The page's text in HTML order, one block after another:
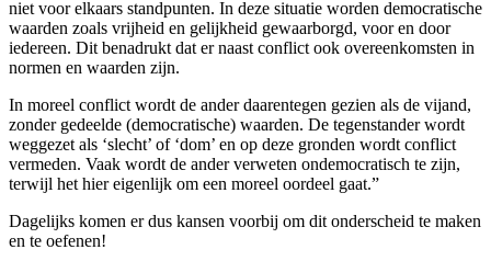
niet voor elkaars standpunten. In deze situatie worden democratische
waarden zoals vrijheid en gelijkheid gewaarborgd, voor en door
iedereen. Dit benadrukt dat er naast conflict ook overeenkomsten in
normen en waarden zijn.
In moreel conflict wordt de ander daarentegen gezien als de vijand,
zonder gedeelde (democratische) waarden. De tegenstander wordt
weggezet als ‘slecht’ of ‘dom’ en op deze gronden wordt conflict
vermeden. Vaak wordt de ander verweten ondemocratisch te zijn,
terwijl het hier eigenlijk om een moreel oordeel gaat.”
Dagelijks komen er dus kansen voorbij om dit onderscheid te maken
en te oefenen!